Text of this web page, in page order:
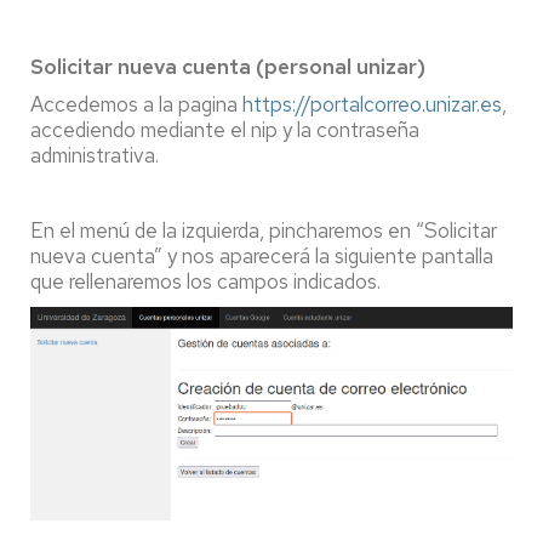
Solicitar nueva cuenta (personal unizar)
Accedemos a la pagina https://portalcorreo.unizar.es,
accediendo mediante el nip y la contraseña
administrativa.
En el menú de la izquierda, pincharemos en “Solicitar
nueva cuenta” y nos aparecerá la siguiente pantalla
que rellenaremos los campos indicados.